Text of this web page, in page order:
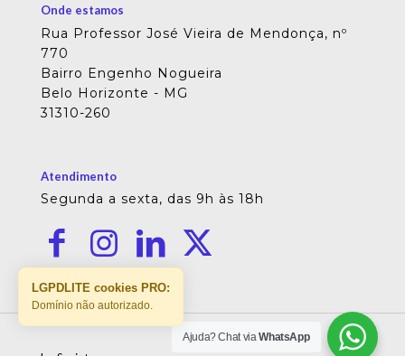
Onde estamos
Rua Professor José Vieira de Mendonça, nº
770
Bairro Engenho Nogueira
Belo Horizonte - MG
31310-260
Atendimento
Segunda a sexta, das 9h às 18h
Ajuda? Chat viaWhatsApp
LGPDLITE cookies PRO:
Domínio não autorizado.